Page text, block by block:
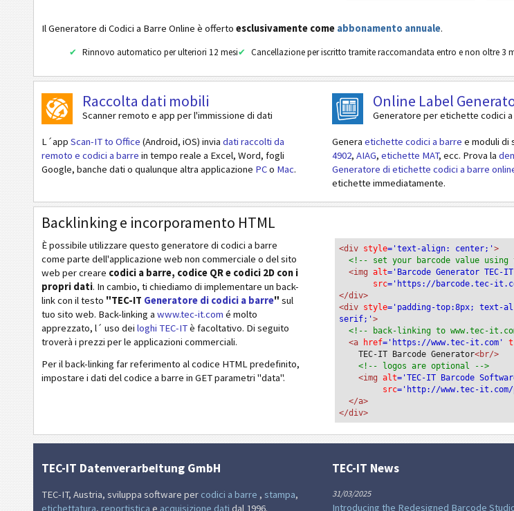
Codici GS1 2D
Mobile Tagging
Codici sanitari
Codici ISBN
Business Cards
Codici Evento
Codici Wi-Fi
Il Generatore di Codici a Barre Online è offerto esclusivamente come abbonamento annuale.
Rinnovo automatico per ulteriori 12 mesi Cancellazione per iscritto tramite raccomandata entro e non oltre 3
Raccolta dati mobili
Scanner remoto e app per l'immissione di dati
L´app Scan-IT to Office (Android, iOS) invia dati raccolti da
remoto e codici a barre in tempo reale a Excel, Word, fogli
Google, banche dati o qualunque altra applicazione PCo Mac.
Online Label
Generatore per etichette codici
Genera etichette codici a barre e moduli di
4902, AIAG, etichette MAT, ecc. Prova la
Generatore di etichette codici a barre
etichette immediatamente.
Backlinking e incorporamento HTML
È possibile utilizzare questo generatore di codici a barre
come parte dell'applicazione web non commerciale o del sito
web per creare codici a barre, codice QR e codici 2D con i
propri dati. In cambio, ti chiediamo di implementare un back-
link con il testo "TEC-IT Generatore di codici a barre" sul
tuo sito web. Back-linking a www.tec-it.com é molto
apprezzato, l´ uso dei loghi TEC-ITè facoltativo. Di seguito
troverà i prezzi per le applicazioni commerciali.
Per il back-linking far referimento al codice HTML predefinito,
impostare i dati del codice a barre in GET parametri "data".
<div style='text-align: center;'>
<!-- set your barcode value using
<img alt='Barcode Generator TEC-
src='https://barcode.tec-it.com/
</div>
<div style='padding-top:8px; text-
serif;'>
<!-- back-linking to www.tec-
<a
href='https://www.tec-it.com'
TEC-IT Barcode Generator<br/>
<!-- logos are optional -->
<img alt='TEC-IT Barcode
src='http://www.tec-it.com/
</a>
</div>
TEC-IT Datenverarbeitung GmbH
TEC-IT, Austria, sviluppa software per codici a barre , stampa,
etichettatura, reportistica e acquisizione dati dal 1996.
TEC-IT News
31/03/2025
Introducing the Redesigned Barcode